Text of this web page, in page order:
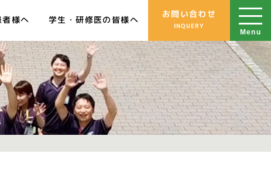
者様へ 学生・研修医の皆様へ
お問い合わせ
INQUERY
Menu